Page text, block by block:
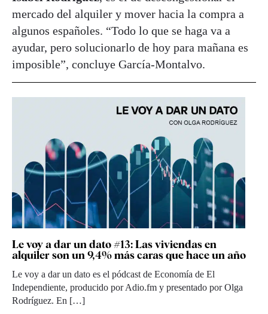
mercado del alquiler y mover hacia la compra a
algunos españoles. “Todo lo que se haga va a
ayudar, pero solucionarlo de hoy para mañana es
imposible”, concluye García-Montalvo.
Le voy a dar un dato #13: Las viviendas en
alquiler son un 9,4% más caras que hace un año
Le voy a dar un dato es el pódcast de Economía de El
Independiente, producido por Adio.fm y presentado por Olga
Rodríguez. En […]